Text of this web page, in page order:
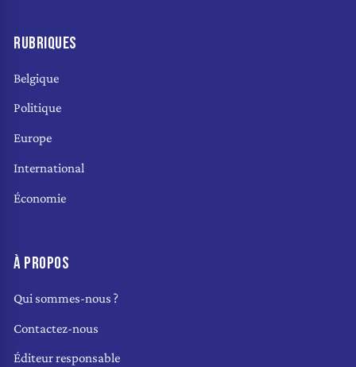
RUBRIQUES
Belgique
Politique
Europe
International
Économie
À PROPOS
Qui sommes-nous ?
Contactez-nous
Éditeur responsable